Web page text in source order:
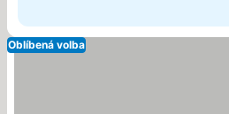
Oblíbená volba